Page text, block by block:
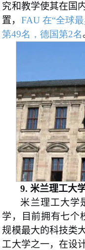
究和教学使其在国
置， FAU 在“全球
第49名，德国第2名
9.米兰理工大
米兰理工大学
学，目前拥有七个
规模最大的科技类
工大学之一，在设